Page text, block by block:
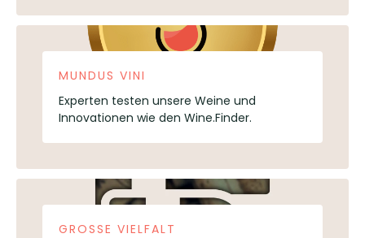
MUNDUS VINI
Experten testen unsere Weine und
Innovationen wie den Wine.Finder.
GROSSE VIELFALT